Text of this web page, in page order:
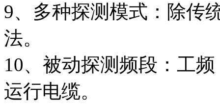
9、多种探测模式：除传
法。
10、被动探测频段：工
运行电缆。